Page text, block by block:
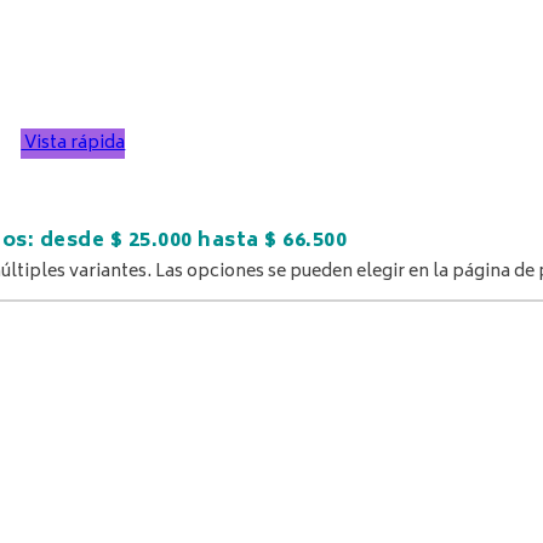
Vista rápida
desde $ 25.000 hasta $ 66.500
variantes. Las opciones se pueden elegir en la página